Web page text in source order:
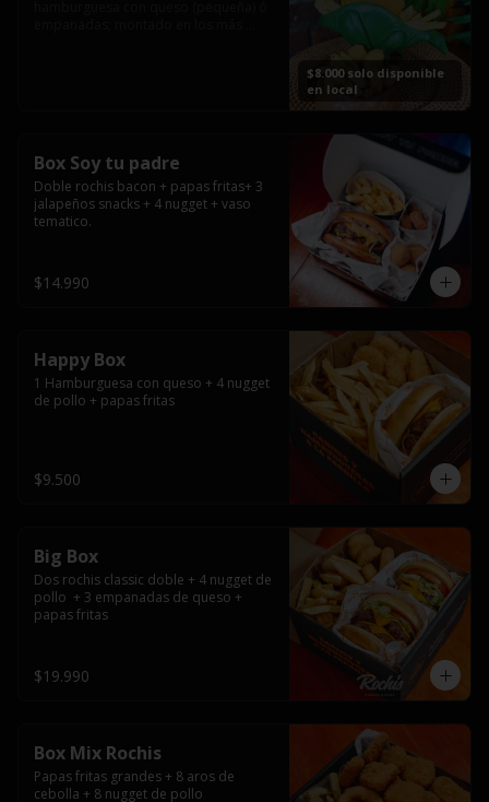
$8.000 solo disponible
en local
Box Soy tu padre
Doble rochis bacon + papas fritas+ 3
jalapeños snacks + 4 nugget + vaso
tematico.
$14.990
Happy Box
1 Hamburguesa con queso + 4 nugget
de pollo + papas fritas
$9.500
Big Box
Dos rochis classic doble + 4 nugget de
pollo  + 3 empanadas de queso +
papas fritas
$19.990
Box Mix Rochis
Papas fritas grandes + 8 aros de
cebolla + 8 nugget de pollo